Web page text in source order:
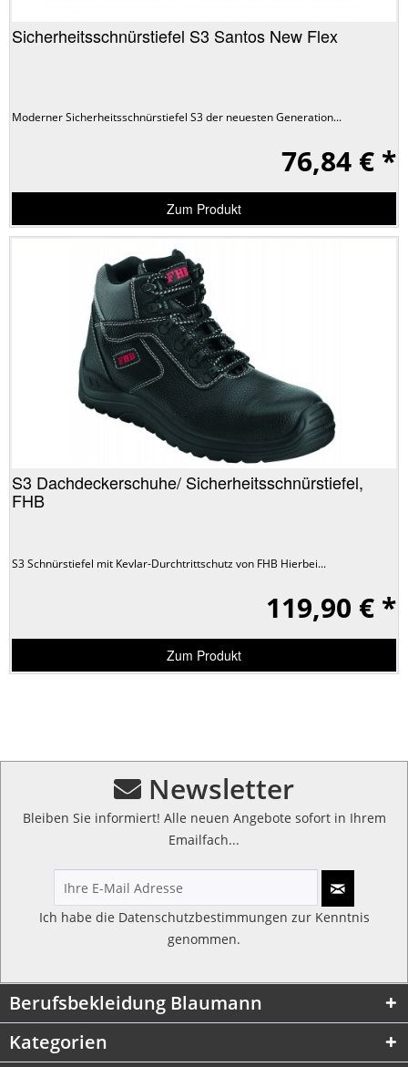
Sicherheitsschnürstiefel S3 Santos New Flex
Moderner Sicherheitsschnürstiefel S3 der neuesten Generation...
76,84 € *
Zum Produkt
S3 Dachdeckerschuhe/ Sicherheitsschnürstiefel,
FHB
S3 Schnürstiefel mit Kevlar-Durchtrittschutz von FHB Hierbei...
119,90 € *
Zum Produkt
Newsletter
Bleiben Sie informiert! Alle neuen Angebote sofort in Ihrem
Emailfach...
Ich habe die Datenschutzbestimmungen zur Kenntnis
genommen.
Berufsbekleidung Blaumann
Kategorien